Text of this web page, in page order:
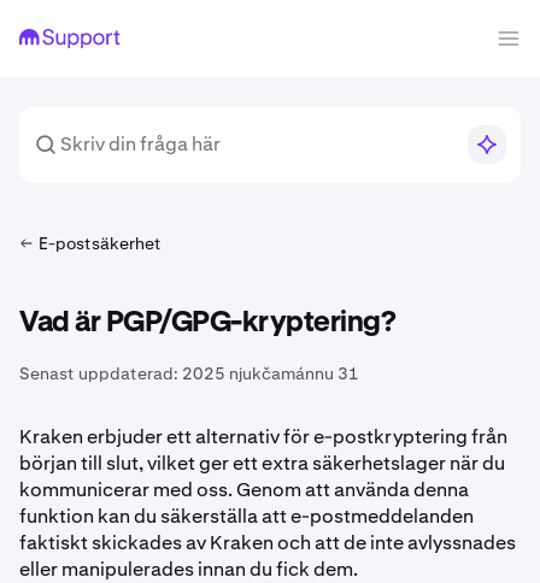
E-postsäkerhet
Vad är PGP/GPG-kryptering?
Senast uppdaterad: 2025 njukčamánnu 31
Kraken erbjuder ett alternativ för e-postkryptering från
början till slut, vilket ger ett extra säkerhetslager när du
kommunicerar med oss. Genom att använda denna
funktion kan du säkerställa att e-postmeddelanden
faktiskt skickades av Kraken och att de inte avlyssnades
eller manipulerades innan du fick dem.